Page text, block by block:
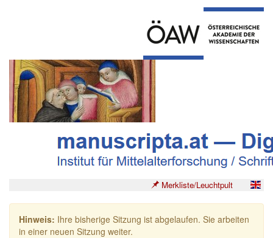
Merkliste/Leuchtpult
Hinweis: Ihre bisherige Sitzung ist abgelaufen. Sie arbeiten
in einer neuen Sitzung weiter.